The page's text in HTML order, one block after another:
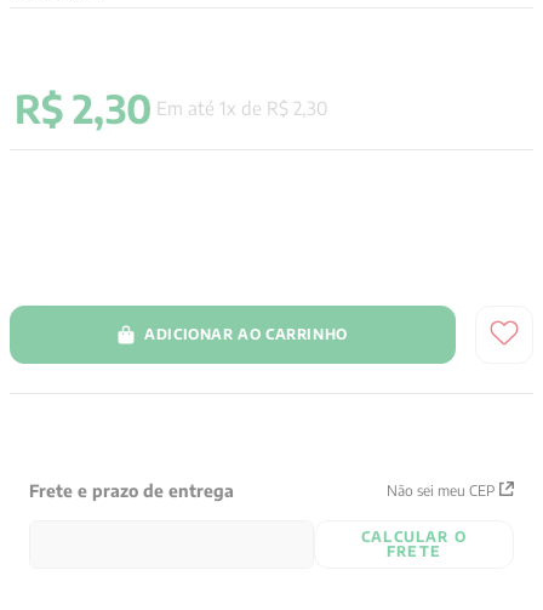
R$ 2,30 Em até 1x de R$ 2 30
ADICIONAR AO CARRINHO
Frete e prazo de entrega Não sei meu CEP
CALCULAR O
FRETE